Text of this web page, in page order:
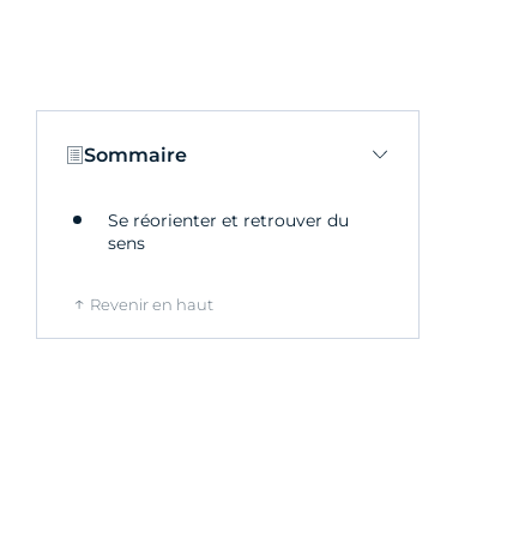
Sommaire
Se réorienter et retrouver du
sens
Revenir en haut